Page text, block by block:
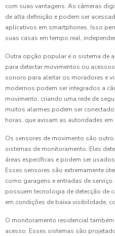
com suas vantagens. As câmeras
de alta definição e podem ser
aplicativos em smartphones. Isso
suas casas em tempo real,
Outra opção popular é o sistema de
para detectar movimentos ou
sonoro para alertar os moradores e
modernos podem ser integrados a
movimento, criando uma rede de
muitos alarmes podem ser
horas, que avisam as autoridades
Os sensores de movimento são
sistemas de monitoramento. Eles
áreas específicas e podem ser
Esses sensores são extremamente
como garagens e entradas de
possuem tecnologia de detecção de
em condições de baixa visibilidade,
O monitoramento residencial
acesso. Esses sistemas são